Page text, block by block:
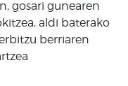
gosari gunearen
aldi baterako
berriaren